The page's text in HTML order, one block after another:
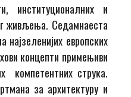
институционалних и
живљења. Седамнаеста
европских
концепти примењиви
компетентних струка.
за архитектуру и